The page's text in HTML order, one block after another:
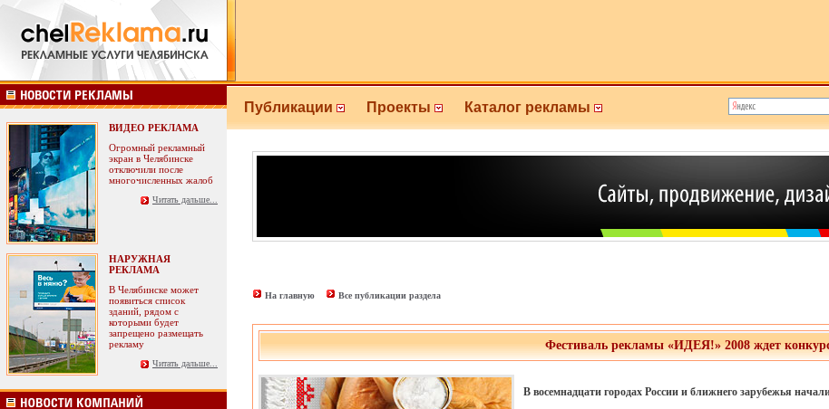
ВИДЕО РЕКЛАМА
Огромный рекламный
экран в Челябинске
отключили после
многочисленных жалоб
Читать дальше...
НАРУЖНАЯ
РЕКЛАМА
В Челябинске может
появиться список
зданий, рядом с
которыми будет
запрещено размещать
рекламу
Читать дальше...
Публикации Проекты Каталог рекламы
На главную Все публикации раздела
Фестиваль рекламы «ИДЕЯ!» 2008 ждет
В восемнадцати городах России и ближнего зарубежья